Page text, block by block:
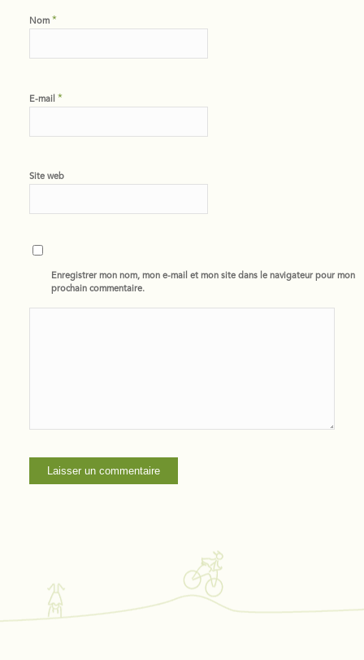
Nom *
E-mail *
Site web
Enregistrer mon nom, mon e-mail et mon site dans le navigateur pour mon
prochain commentaire.